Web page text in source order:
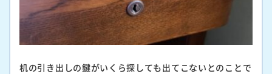
机の引き出しの鍵がいくら探しても出てこないとのことで